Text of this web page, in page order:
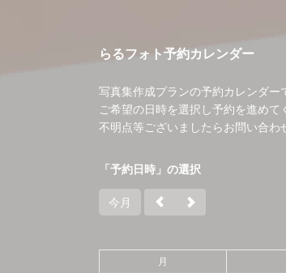
らるフォト予約カレンダー
写真集作成プランの予約カレンダー
ご希望の日時を選択し予約を進めて
不明点等ございましたらお問い合わ
「予約日時」の選択
今月
月